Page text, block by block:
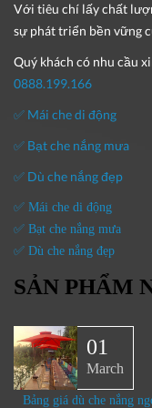
Với tiêu chí lấychất
sự phát triển bền vững
Quý khách có nhu cầu
0888.199.166
✅ Mái che di động
✅ Bạt che nắng mưa
✅ Dù che nắng đẹp
✅ Mái che di động
✅ Bạt che nắng mưa
✅ Dù che nắng đẹp
SẢN PHẨM
01
March
Bảng giá dù che nắng